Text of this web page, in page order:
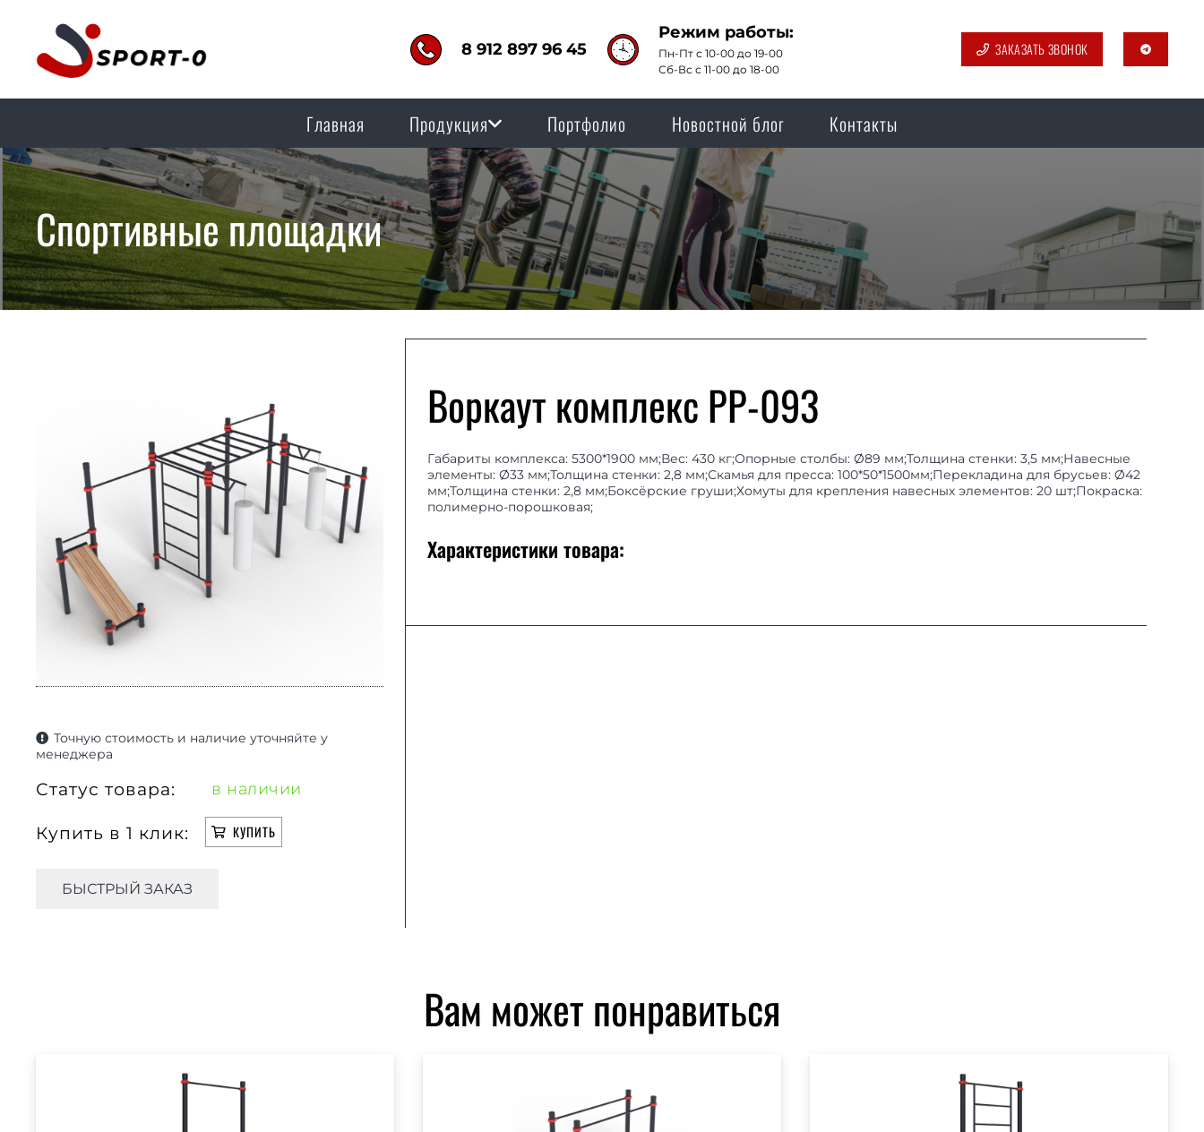
8 912 897 96 45
Режим работы:
Пн-Пт с 10-00 до 19-00
Сб-Вс с 11-00 до 18-00
ЗАКАЗАТЬ ЗВОНОК telegram
Главная Продукция Портфолио Новостной блог Контакты
Спортивные площадки
Точную стоимость и наличие уточняйте у
менеджера
Статус товара: в наличии
Купить в 1 клик: КУПИТЬ
БЫСТРЫЙ ЗАКАЗ
Воркаут комплекс РР-093
Габариты комплекса: 5300*1900 мм;Вес: 430 кг;Опорные столбы: Ø89 мм;Толщина стенки: 3,5 мм;Навесные
элементы: Ø33 мм;Толщина стенки: 2,8 мм;Скамья для пресса: 100*50*1500мм;Перекладина для брусьев: Ø42
мм;Толщина стенки: 2,8 мм;Боксёрские груши;Хомуты для крепления навесных элементов: 20 шт;Покраска:
полимерно-порошковая;
Характеристики товара:
Вам может понравиться